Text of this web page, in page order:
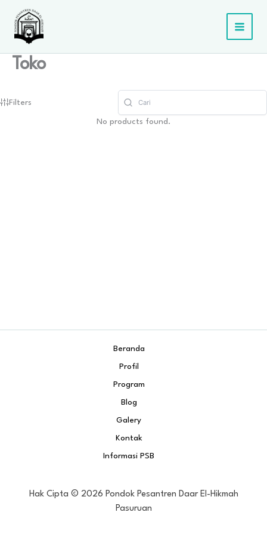
konten
Toko
Filters
No products found.
Beranda
Profil
Program
Blog
Galery
Kontak
Informasi PSB
Hak Cipta © 2026 Pondok Pesantren Daar El-Hikmah
Pasuruan